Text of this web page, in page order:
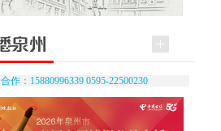
合作：15880996339 0595-22500230